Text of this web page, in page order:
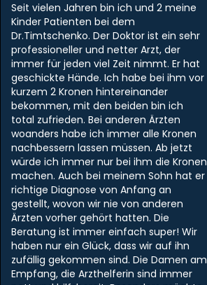
Seit vielen Jahren bin ich und 2 meine
Kinder Patienten bei dem
Dr.Timtschenko. Der Doktor ist ein sehr
professioneller und netter Arzt, der
immer für jeden viel Zeit nimmt. Er hat
geschickte Hände. Ich habe bei ihm vor
kurzem 2 Kronen hintereinander
bekommen, mit den beiden bin ich
total zufrieden. Bei anderen Ärzten
woanders habe ich immer alle Kronen
nachbessern lassen müssen. Ab jetzt
würde ich immer nur bei ihm die Kronen
machen. Auch bei meinem Sohn hat er
richtige Diagnose von Anfang an
gestellt, wovon wir nie von anderen
Ärzten vorher gehört hatten. Die
Beratung ist immer einfach super! Wir
haben nur ein Glück, dass wir auf ihn
zufällig gekommen sind. Die Damen am
Empfang, die Arzthelferin sind immer